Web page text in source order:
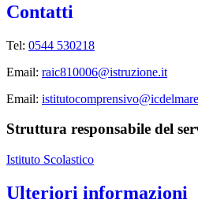
Contatti
Tel: 0544 530218
Email: raic810006@istruzione.it
Email:
Struttura responsabile del
Istituto Scolastico
Ulteriori informazioni